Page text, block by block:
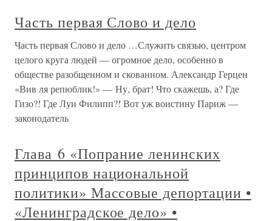
Часть первая Слово и дело
Часть первая Слово и дело …Служить связью, центром
целого круга людей — огромное дело, особенно в
обществе разобщенном и скованном. Александр Герцен
«Вив ля репюблик!» — Ну, брат! Что скажешь, а? Где
Гизо?! Где Луи Филипп?! Вот уж воистину Париж —
законодатель
Глава 6 «Попрание ленинских
принципов национальной
политики» Массовые депортации •
«Ленинградское дело» •